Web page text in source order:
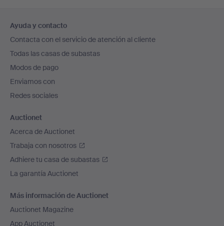
en
el
pie
de
página
Ayuda y contacto
Contacta con el servicio de atención al cliente
Todas las casas de subastas
Modos de pago
Enviamos con
Redes sociales
Auctionet
Acerca de Auctionet
Trabaja con nosotros
Adhiere tu casa de subastas
La garantía Auctionet
Más información de Auctionet
Auctionet Magazine
App Auctionet